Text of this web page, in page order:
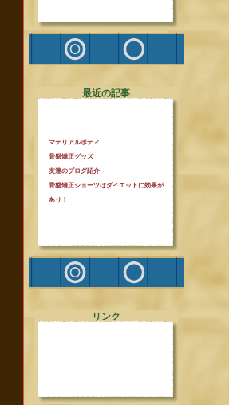
最近の記事
マテリアルボディ
骨盤矯正グッズ
友達のブログ紹介
骨盤矯正ショーツはダイエットに効果が
あり！
リンク